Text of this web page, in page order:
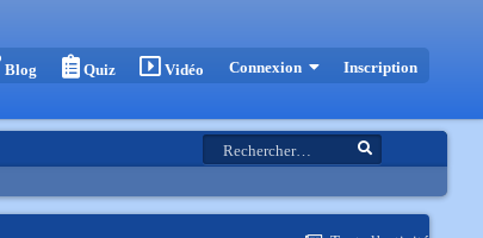
Blog Quiz Vidéo Connexion Inscription